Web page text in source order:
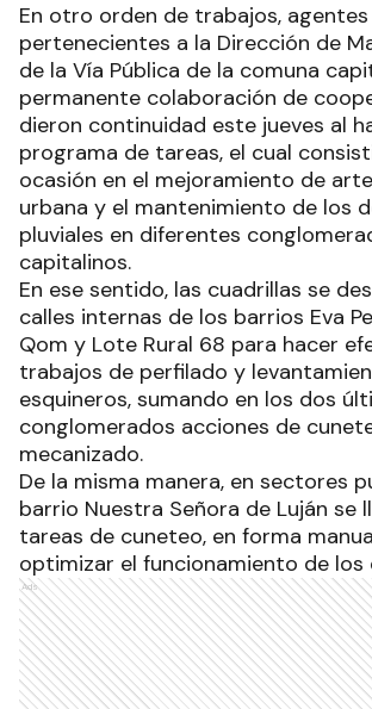
En otro orden de trabajos,
pertenecientes a la Dirección de
de la Vía Pública de la comuna
permanente colaboración de
dieron continuidad este jueves al
programa de tareas, el cual
ocasión en el mejoramiento de
urbana y el mantenimiento de los
pluviales en diferentes
capitalinos.
En ese sentido, las cuadrillas se
calles internas de los barrios Eva
Qom y Lote Rural 68 para hacer
trabajos de perfilado y
esquineros, sumando en los dos
conglomerados acciones de
mecanizado.
De la misma manera, en sectores
barrio Nuestra Señora de Luján se
tareas de cuneteo, en forma
optimizar el funcionamiento de los
Ads